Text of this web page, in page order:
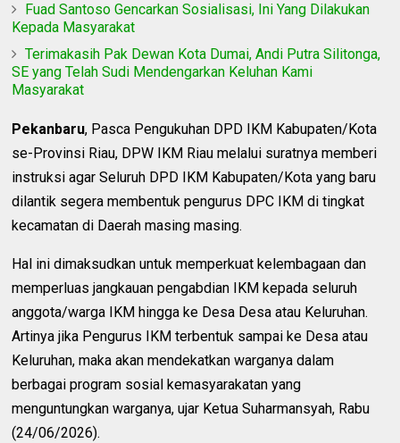
Fuad Santoso Gencarkan Sosialisasi, Ini Yang Dilakukan
Kepada Masyarakat
Terimakasih Pak Dewan Kota Dumai, Andi Putra Silitonga,
SE yang Telah Sudi Mendengarkan Keluhan Kami
Masyarakat
Pekanbaru, Pasca Pengukuhan DPD IKM Kabupaten/Kota
se-Provinsi Riau, DPW IKM Riau melalui suratnya memberi
instruksi agar Seluruh DPD IKM Kabupaten/Kota yang baru
dilantik segera membentuk pengurus DPC IKM di tingkat
kecamatan di Daerah masing masing.
Hal ini dimaksudkan untuk memperkuat kelembagaan dan
memperluas jangkauan pengabdian IKM kepada seluruh
anggota/warga IKM hingga ke Desa Desa atau Keluruhan.
Artinya jika Pengurus IKM terbentuk sampai ke Desa atau
Keluruhan, maka akan mendekatkan warganya dalam
berbagai program sosial kemasyarakatan yang
menguntungkan warganya, ujar Ketua Suharmansyah, Rabu
(24/06/2026).